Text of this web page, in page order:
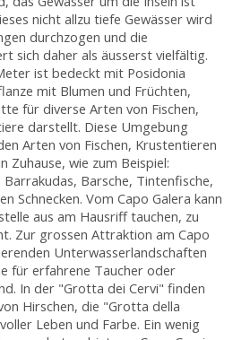
nicht allzu tiefe Gewässer wird
durchzogen und die
sich daher als äusserst vielfältig.
ist bedeckt mit Posidonia
mit Blumen und Früchten,
für diverse Arten von Fischen,
darstellt. Diese Umgebung
Arten von Fischen, Krustentieren
Zuhause, wie zum Beispiel:
Barsche, Tintenfische,
Schnecken. Vom Capo Galera kann
aus am Hausriff tauchen, zu
Zur grossen Attraktion am Capo
Unterwasserlandschaften
für erfahrene Taucher oder
In der "Grotta dei Cervi" finden
Hirschen, die "Grotta della
Leben und Farbe. Ein wenig